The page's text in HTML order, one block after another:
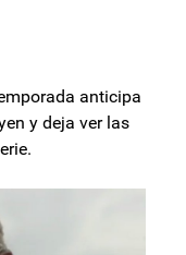
anticipa
y deja ver las